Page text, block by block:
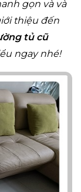
gọn và và
thiệu đến
tủ cũ
ngay nhé!